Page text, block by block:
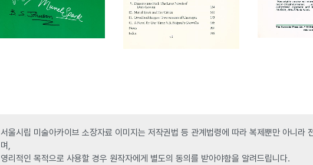
서울시립 미술아카이브 소장자료 이미지는 저작권법 등 관계법령에 따라 복제뿐만 아니라
며,
영리적인 목적으로 사용할 경우 원작자에게 별도의 동의를 받아야함을 알려드립니다.